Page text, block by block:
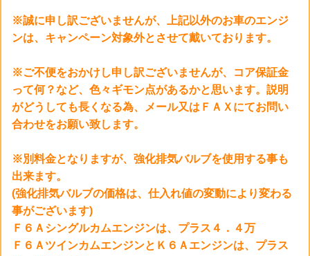
※誠に申し訳ございませんが、上記以外のお車のエンジ
ンは、キャンペーン対象外とさせて戴いております。
※ご不便をおかけし申し訳ございませんが、コア保証金
って何？など、色々ギモン点があるかと思います。説明
がどうしても長くなる為、メール又はＦＡＸにてお問い
合わせをお願い致します。
※別料金となりますが、強化排気バルブを使用する事も
出来ます。
(強化排気バルブの価格は、仕入れ値の変動により変わる
事がございます)
Ｆ６Ａシングルカムエンジンは、プラス４．４万
Ｆ６ＡツインカムエンジンとＫ６Ａエンジンは、プラス